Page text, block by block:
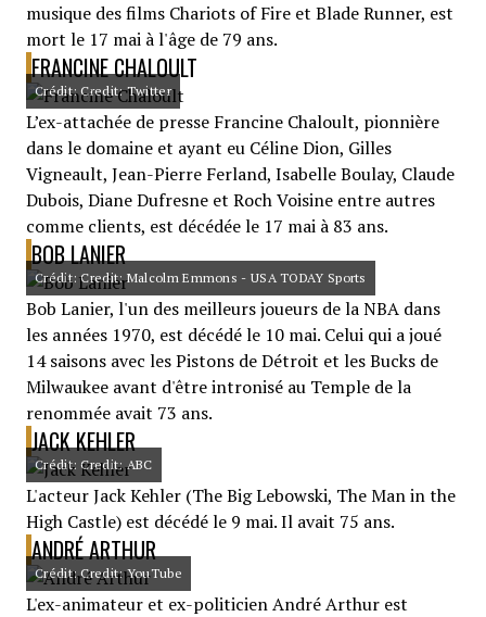
musique des films Chariots of Fire et Blade Runner, est
mort le 17 mai à l'âge de 79 ans.
FRANCINE CHALOULT
Crédit: Credit: Twitter
L’ex-attachée de presse Francine Chaloult, pionnière
dans le domaine et ayant eu Céline Dion, Gilles
Vigneault, Jean-Pierre Ferland, Isabelle Boulay, Claude
Dubois, Diane Dufresne et Roch Voisine entre autres
comme clients, est décédée le 17 mai à 83 ans.
BOB LANIER
Crédit: Credit: Malcolm Emmons - USA TODAY Sports
Bob Lanier, l'un des meilleurs joueurs de la NBA dans
les années 1970, est décédé le 10 mai. Celui qui a joué
14 saisons avec les Pistons de Détroit et les Bucks de
Milwaukee avant d'être intronisé au Temple de la
renommée avait 73 ans.
JACK KEHLER
Crédit: Credit: ABC
L'acteur Jack Kehler (The Big Lebowski, The Man in the
High Castle) est décédé le 9 mai. Il avait 75 ans.
ANDRÉ ARTHUR
Crédit: Credit: YouTube
L'ex-animateur et ex-politicien André Arthur est